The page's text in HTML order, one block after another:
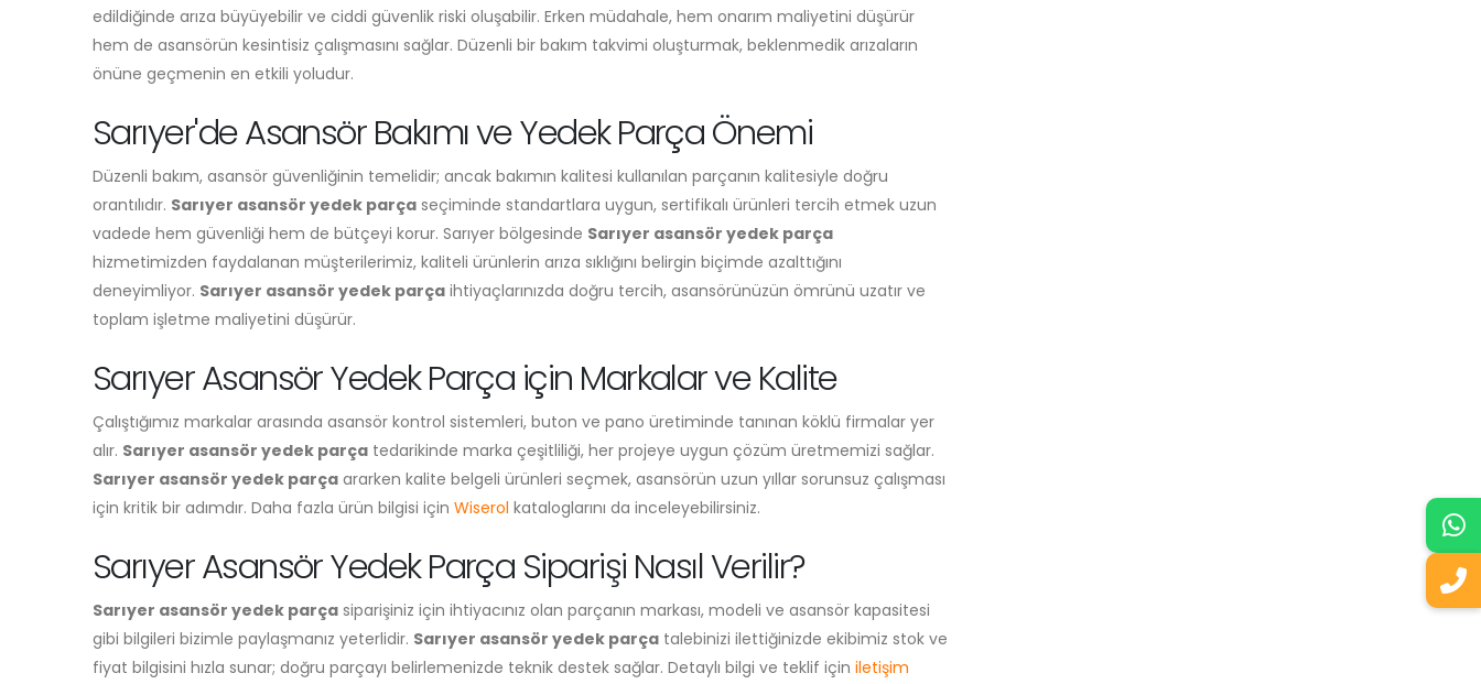
edildiğinde arıza büyüyebilir ve ciddi güvenlik riski oluşabilir. Erken müdahale, hem onarım maliyetini düşürür
hem de asansörün kesintisiz çalışmasını sağlar. Düzenli bir bakım takvimi oluşturmak, beklenmedik arızaların
önüne geçmenin en etkili yoludur.
Sarıyer'de Asansör Bakımı ve Yedek Parça Önemi
Düzenli bakım, asansör güvenliğinin temelidir; ancak bakımın kalitesi kullanılan parçanın kalitesiyle doğru
orantılıdır. Sarıyer asansör yedek parça seçiminde standartlara uygun, sertifikalı ürünleri tercih etmek uzun
vadede hem güvenliği hem de bütçeyi korur. Sarıyer bölgesinde Sarıyer asansör yedek parça
hizmetimizden faydalanan müşterilerimiz, kaliteli ürünlerin arıza sıklığını belirgin biçimde azalttığını
deneyimliyor. Sarıyer asansör yedek parça ihtiyaçlarınızda doğru tercih, asansörünüzün ömrünü uzatır ve
toplam işletme maliyetini düşürür.
Sarıyer Asansör Yedek Parça için Markalar ve Kalite
Çalıştığımız markalar arasında asansör kontrol sistemleri, buton ve pano üretiminde tanınan köklü firmalar yer
alır. Sarıyer asansör yedek parça tedarikinde marka çeşitliliği, her projeye uygun çözüm üretmemizi sağlar.
Sarıyer asansör yedek parça ararken kalite belgeli ürünleri seçmek, asansörün uzun yıllar sorunsuz çalışması
için kritik bir adımdır. Daha fazla ürün bilgisi için Wiserol kataloglarını da inceleyebilirsiniz.
Sarıyer Asansör Yedek Parça Siparişi Nasıl Verilir?
Sarıyer asansör yedek parça siparişiniz için ihtiyacınız olan parçanın markası, modeli ve asansör kapasitesi
gibi bilgileri bizimle paylaşmanız yeterlidir. Sarıyer asansör yedek parça talebinizi ilettiğinizde ekibimiz stok ve
fiyat bilgisini hızla sunar; doğru parçayı belirlemenizde teknik destek sağlar. Detaylı bilgi ve teklif için iletişim